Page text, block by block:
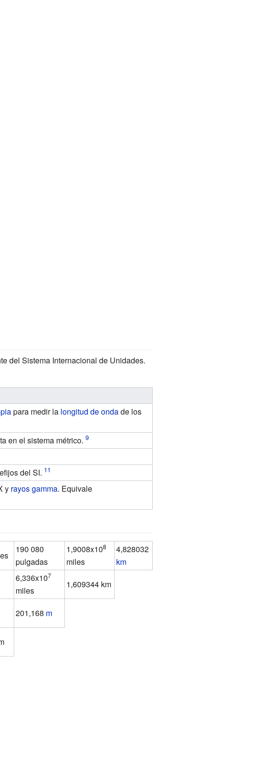
del Sistema Internacional de Unidades.
para medir la longitud de ondade los
en el sistema métrico.
del SI.
y rayos gamma. Equivale
190 080
pulgadas
1,9008x108
miles
4,828032
km
6,336x107
miles
1,609344 km
201,168 m